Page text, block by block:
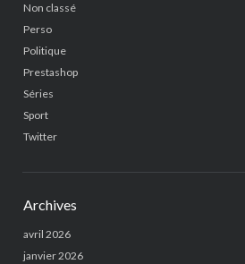
Non classé
Perso
Politique
Prestashop
Séries
Sport
Twitter
Archives
avril 2026
janvier 2026